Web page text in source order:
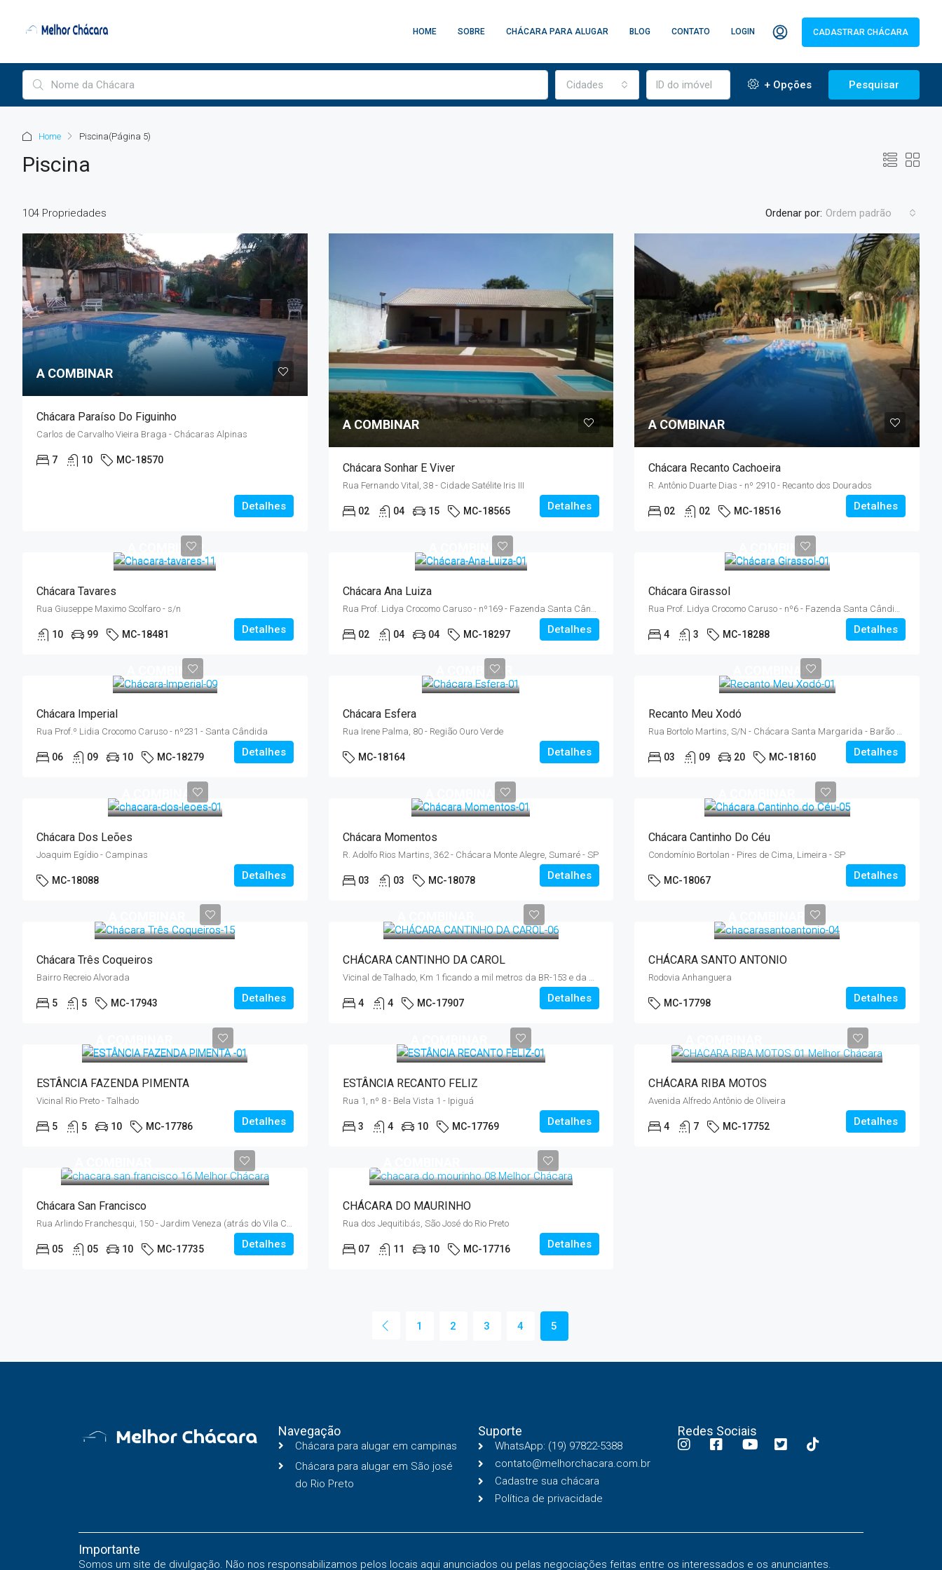
HOME SOBRE CHÁCARA PARA ALUGAR BLOG CONTATO LOGIN CADASTRAR CHÁCARA
Cidades + Opções Pesquisar
Home Piscina(Página 5)
Piscina
104 Propriedades Ordenar por: Ordem padrão
A COMBINAR
Chácara Paraíso Do Figuinho
Carlos de Carvalho Vieira Braga - Chácaras Alpinas
7 10 MC-18570
Detalhes
A COMBINAR
Chácara Sonhar E Viver
Rua Fernando Vital, 38 - Cidade Satélite Iris III
02 04 15 MC-18565 Detalhes
A COMBINAR
Chácara Recanto Cachoeira
R. Antônio Duarte Dias - nº 2910 - Recanto dos Dourados
02 02 MC-18516 Detalhes
A COMBINAR
Chácara Tavares
Rua Giuseppe Maximo Scolfaro - s/n
10 99 MC-18481 Detalhes
A COMBINAR
Chácara Ana Luiza
02 04 04 MC-18297 Detalhes
A COMBINAR
Chácara Girassol
4 3 MC-18288 Detalhes
A COMBINAR
Chácara Imperial
Rua Prof.º Lidia Crocomo Caruso - nº231 - Santa Cândida
06 09 10 MC-18279 Detalhes
A COMBINAR
Chácara Esfera
Rua Irene Palma, 80 - Região Ouro Verde
MC-18164 Detalhes
A COMBINAR
Recanto Meu Xodó
Rua Bortolo Martins, S/N - Chácara Santa Margarida - Barão Geraldo
03 09 20 MC-18160 Detalhes
A COMBINAR
Chácara Dos Leões
Joaquim Egídio - Campinas
MC-18088 Detalhes
A COMBINAR
Chácara Momentos
R. Adolfo Rios Martins, 362 - Chácara Monte Alegre, Sumaré - SP
03 03 MC-18078 Detalhes
Chácara Cantinho Do Céu
Condomínio Bortolan - Pires de Cima, Limeira - SP
MC-18067 Detalhes
Chácara Três Coqueiros
Bairro Recreio Alvorada
5 5 MC-17943 Detalhes
CHÁCARA CANTINHO DA CAROL
Vicinal de Talhado, Km 1 ficando a mil metros da BR-153 e da Av. Danilo Galeazzi
4 4 MC-17907 Detalhes
CHÁCARA SANTO ANTONIO
Rodovia Anhanguera
MC-17798 Detalhes
ESTÂNCIA FAZENDA PIMENTA
Vicinal Rio Preto - Talhado
5 5 10 MC-17786 Detalhes
ESTÂNCIA RECANTO FELIZ
Rua 1, nº 8 - Bela Vista 1 - Ipiguá
3 4 10 MC-17769 Detalhes
CHÁCARA RIBA MOTOS
Avenida Alfredo Antônio de Oliveira
4 7 MC-17752 Detalhes
Chácara San Francisco
Rua Arlindo Franchesqui, 150 - Jardim Veneza (atrás do Vila Conte)
05 05 10 MC-17735 Detalhes
CHÁCARA DO MAURINHO
Rua dos Jequitibás, São José do Rio Preto
07 11 10 MC-17716 Detalhes
1 2 3 4 5
Navegação
Chácara para alugar em campinas
Chácara para alugar em São josé
do Rio Preto
Suporte
WhatsApp: (19) 97822-5388
contato@melhorchacara.com.br
Cadastre sua chácara
Política de privacidade
Redes Sociais
Importante
Somos um site de divulgação. Não nos responsabilizamos pelos locais aqui anunciados ou pelas negociações feitas entre os interessados e os anunciantes.